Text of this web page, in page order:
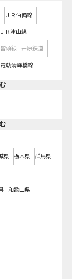
ＪＲ伯備線
ＪＲ津山線
頭線 井原鉄道
軌清輝橋線
県 栃木県 群馬県
和歌山県